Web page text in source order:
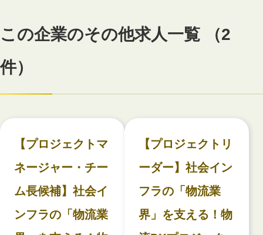
この企業のその他求人一覧 （2
件）
【プロジェクトマ
ネージャー・チー
ム長候補】社会イ
ンフラの「物流業
【プロジェクトリ
ーダー】社会イン
フラの「物流業
界」を支える！物